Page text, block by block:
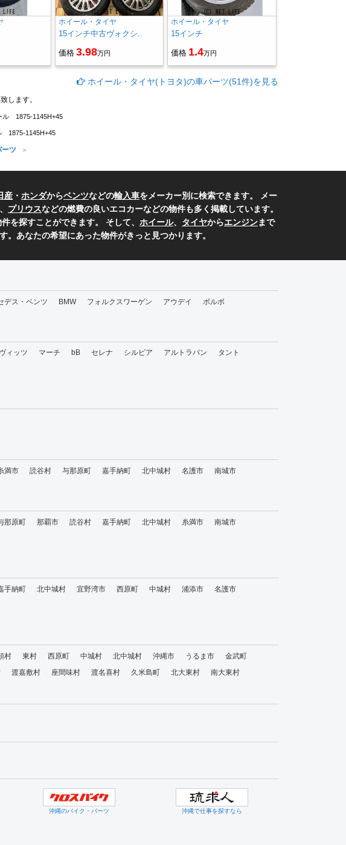
ホイール・タイヤ
15インチ中古ヴォクシ..
価格 3.98万円
ホイール・タイヤ
15インチ
価格 1.4万円
ホイール・タイヤ(トヨタ)の車パーツ(51件)を見る
します。
ル 1875-1145H+45
1875-1145H+45
ーツ
産 ・ ホンダからベンツなどの輸入車をメーカー別に検索できます。 メー
プリウスなどの燃費の良いエコカーなどの物件も多く掲載しています。
を探すことができます。 そして、 ホイール、 タイヤからエンジンまで
。あなたの希望にあった物件がきっと見つかります。
デス・ベンツ BMW フォルクスワーゲン アウデイ ボルボ
ヴィッツ マーチ bB セレナ シルビア アルトラパン
タント
満市 読谷村 与那原町 嘉手納町 北中城村 名護市 南城市
那原町 那覇市 読谷村 嘉手納町 北中城村 糸満市
南城市
手納町 北中城村 宜野湾市 西原町 中城村 浦添市
名護市
村 東村 西原町 中城村 北中城村 沖縄市 うるま市
金武町
渡嘉敷村 座間味村 渡名喜村 久米島町 北大東村
南大東村
沖縄のバイク・パーツ 沖縄で仕事を探すなら